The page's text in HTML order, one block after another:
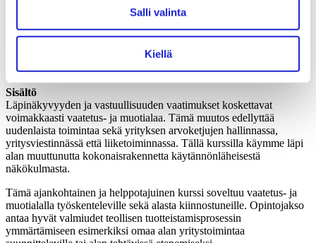
Salli valinta
Kiellä
hankinta- ja arvoketjujen perusteet vaatetus- ja muotialalla
brändin rakentumisen ja vastuullisuusviestinnän perusteet
tunnistamaan alan erityispiirteitä viestinnän näkökulmasta
tunnistamaan alan uudistuvia liiketoimintamalleja
Sisältö
Läpinäkyvyyden ja vastuullisuuden vaatimukset koskettavat
voimakkaasti vaatetus- ja muotialaa. Tämä muutos edellyttää
uudenlaista toimintaa sekä yrityksen arvoketjujen hallinnassa,
yritysviestinnässä että liiketoiminnassa. Tällä kurssilla käymme läpi
alan muuttunutta kokonaisrakennetta käytännönläheisestä
näkökulmasta.
Tämä ajankohtainen ja helppotajuinen kurssi soveltuu vaatetus- ja
muotialalla työskenteleville sekä alasta kiinnostuneille. Opintojakso
antaa hyvät valmiudet teollisen tuotteistamisprosessin
ymmärtämiseen esimerkiksi omaa alan yritystoimintaa